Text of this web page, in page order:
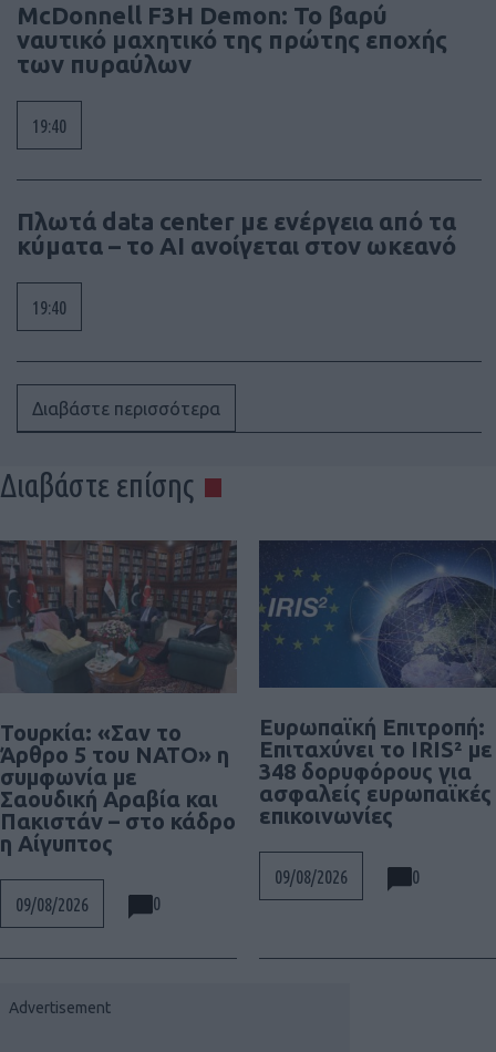
McDonnell F3H Demon: Το βαρύ
ναυτικό μαχητικό της πρώτης εποχής
των πυραύλων
19:40
Πλωτά data center με ενέργεια από τα
κύματα – το AI ανοίγεται στον ωκεανό
19:40
Διαβάστε περισσότερα
Διαβάστε επίσης
Τουρκία: «Σαν το
Άρθρο 5 του ΝΑΤΟ» η
συμφωνία με
Σαουδική Αραβία και
Πακιστάν – στο κάδρο
η Αίγυπτος
09/08/2026 0
Ευρωπαϊκή Επιτροπή:
Επιταχύνει το IRIS² με
348 δορυφόρους για
ασφαλείς ευρωπαϊκές
επικοινωνίες
09/08/2026 0